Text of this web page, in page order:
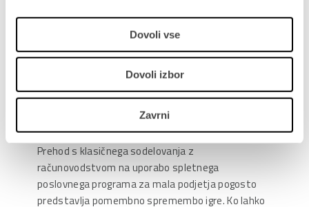
Dovoli vse
Dovoli izbor
Zavrni
vključno z bančnimi in finančnimi informacijami.
PANTHEON Web Light ima ravno take visoke
varnostne mehanizme za zaščito podatkov.
Večja mobilnost urejanja
poslovanja – več časa in
Prehod s klasičnega sodelovanja z
računovodstvom na uporabo spletnega
poslovnega programa za mala podjetja pogosto
predstavlja pomembno spremembo igre. Ko lahko